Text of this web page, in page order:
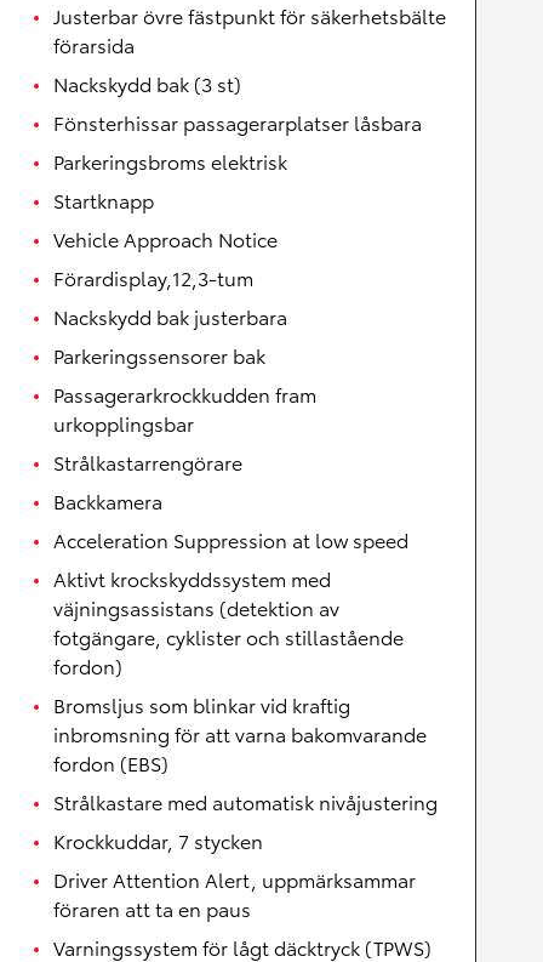
Justerbar övre fästpunkt för säkerhetsbälte
förarsida
Nackskydd bak (3 st)
Fönsterhissar passagerarplatser låsbara
Parkeringsbroms elektrisk
Startknapp
Vehicle Approach Notice
Förardisplay,12,3-tum
Nackskydd bak justerbara
Parkeringssensorer bak
Passagerarkrockkudden fram
urkopplingsbar
Strålkastarrengörare
Backkamera
Acceleration Suppression at low speed
Aktivt krockskyddssystem med
väjningsassistans (detektion av
fotgängare, cyklister och stillastående
fordon)
Bromsljus som blinkar vid kraftig
inbromsning för att varna bakomvarande
fordon (EBS)
Strålkastare med automatisk nivåjustering
Krockkuddar, 7 stycken
Driver Attention Alert, uppmärksammar
föraren att ta en paus
Varningssystem för lågt däcktryck (TPWS)